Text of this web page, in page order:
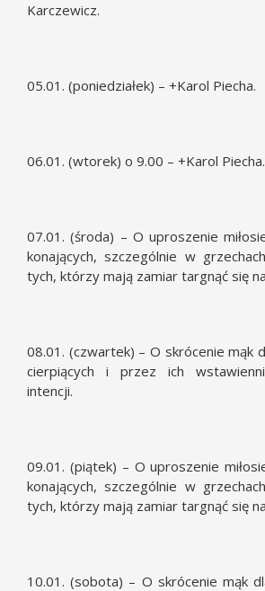
Karczewicz.
05.01. (poniedziałek) – +Karol Piecha.
06.01. (wtorek) o 9.00 – +Karol Piecha.
07.01. (środa) – O uproszenie
konających, szczególnie w
tych, którzy mają zamiar targnąć się
08.01. (czwartek) – O skrócenie mąk
cierpiących i przez ich
intencji.
09.01. (piątek) – O uproszenie
konających, szczególnie w
tych, którzy mają zamiar targnąć się
10.01. (sobota) – O skrócenie mąk